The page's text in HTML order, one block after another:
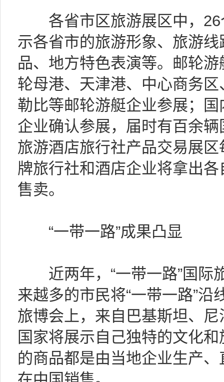
各省市区旅游展区中，26
示各省市的旅游形象、旅游
品、地方特色表演等。邮轮
轮母港、天津港、中心商务
勒比等邮轮游艇企业参展；
企业确认参展，届时有百余
旅游酒店旅行社产品交易展
牌旅行社和酒店企业将拿出
售卖。
“一带一路”成果凸显
近两年，“一带一路”国际
来越多的市民将“一带一路”
旅博会上，来自巴基斯坦、尼
国家将展示自己独特的文化
的商品都是由当地企业生产